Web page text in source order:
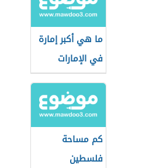
ما هي أكبر إمارة
في الإمارات
كم مساحة
فلسطين